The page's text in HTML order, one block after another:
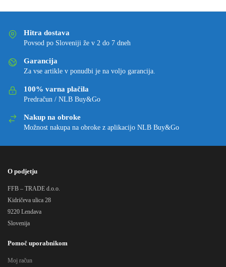
Hitra dostava
Povsod po Sloveniji že v 2 do 7 dneh
Garancija
Za vse artikle v ponudbi je na voljo garancija.
100% varna plačila
Predračun / NLB Buy&Go
Nakup na obroke
Možnost nakupa na obroke z aplikacijo NLB Buy&Go
O podjetju
FFB – TRADE d.o.o.
Kidričeva ulica 28
9220 Lendava
Slovenija
Pomoč uporabnikom
Moj račun